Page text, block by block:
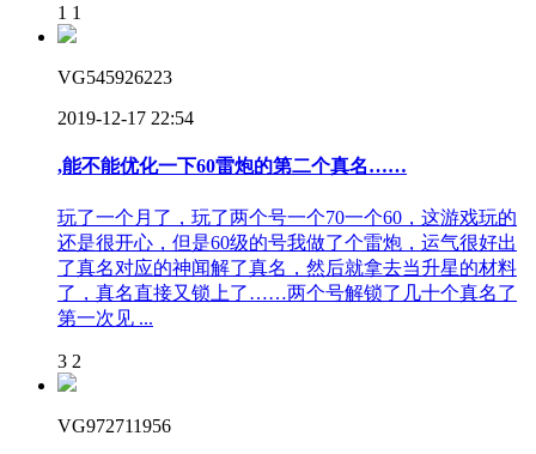
1 1
VG545926223
2019-12-17 22:54
,能不能优化一下60雷炮的第二个真名……
玩了一个月了，玩了两个号一个70一个60，这游戏玩的
还是很开心，但是60级的号我做了个雷炮，运气很好出
了真名对应的神闻解了真名，然后就拿去当升星的材料
了，真名直接又锁上了……两个号解锁了几十个真名了
第一次见 ...
3 2
VG972711956